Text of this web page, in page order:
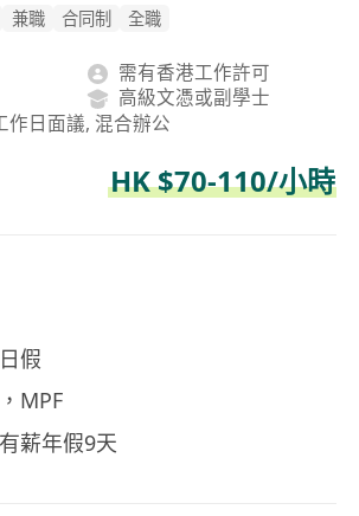
兼職 合同制 全職
需有香港工作許可
高級文憑或副學士
作日面議, 混合辦公
HK $70-110/小時
假
MPF
薪年假9天